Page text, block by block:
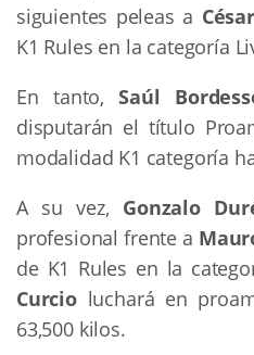
siguientes peleas a
K1 Rules en la categoría
En tanto,Saúl
disputarán el título
modalidad K1 categoría
A su vez, Gonzalo
profesional frente a
de K1 Rules en la
Curcioluchará en
63,500 kilos.